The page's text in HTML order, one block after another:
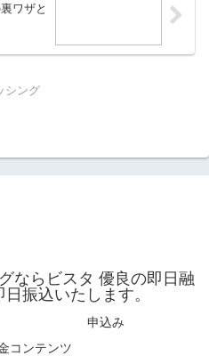
ワザと
シング
ならビスタ 優良の即日融
振込いたします。
申込み
コンテンツ